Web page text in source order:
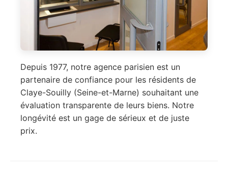
Depuis 1977, notre agence parisien est un
partenaire de confiance pour les résidents de
Claye-Souilly (Seine-et-Marne) souhaitant une
évaluation transparente de leurs biens. Notre
longévité est un gage de sérieux et de juste
prix.